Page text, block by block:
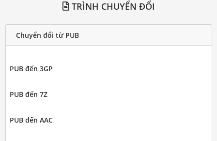
TRÌNH CHUYỂN ĐỔI
Chuyển đổi từ PUB
PUB đến 3GP
PUB đến 7Z
PUB đến AAC